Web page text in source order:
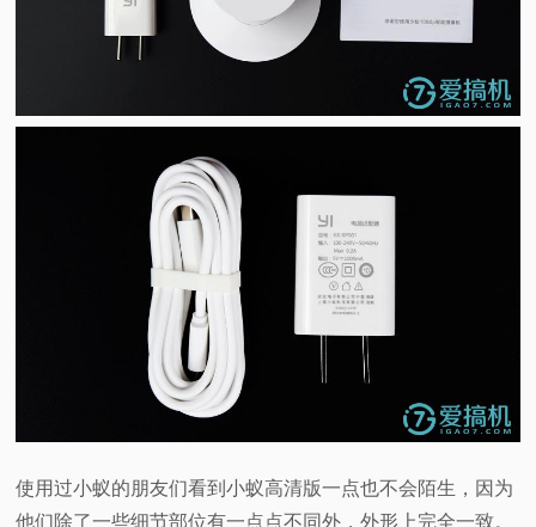
使用过小蚁的朋友们看到小蚁高清版一点也不会陌生，因为
他们除了一些细节部位有一点点不同外，外形上完全一致。